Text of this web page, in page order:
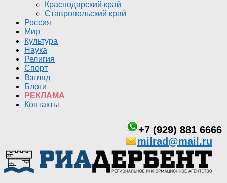
Краснодарский край
Ставропольский край
Россия
Мир
Культура
Наука
Религия
Спорт
Взгляд
Блоги
РЕКЛАМА
Контакты
+7 (929) 881 6666
milrad@mail.ru